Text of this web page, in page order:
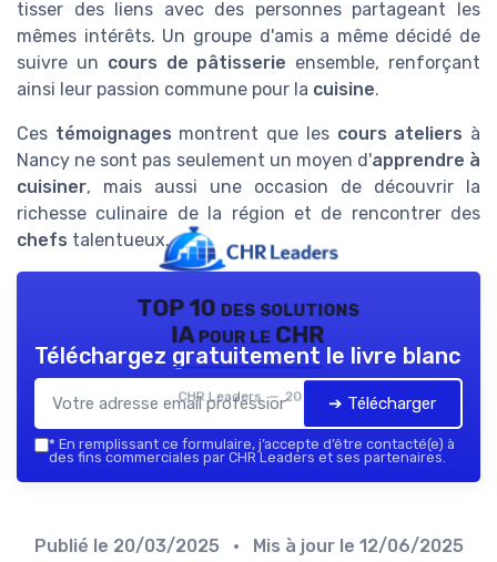
tisser des liens avec des personnes partageant les
mêmes intérêts. Un groupe d'amis a même décidé de
suivre un cours de pâtisserie ensemble, renforçant
ainsi leur passion commune pour la cuisine.
Ces témoignages montrent que les cours ateliers à
Nancy ne sont pas seulement un moyen d'apprendre à
cuisiner, mais aussi une occasion de découvrir la
richesse culinaire de la région et de rencontrer des
chefs talentueux.
TOP 10 des solutions
IA pour le CHR
CHR Leaders — 2026
Téléchargez gratuitement le livre blanc
➔ Télécharger
* En remplissant ce formulaire, j’accepte d’être contacté(e) à
des fins commerciales par CHR Leaders et ses partenaires.
Publié le 20/03/2025 • Mis à jour le 12/06/2025